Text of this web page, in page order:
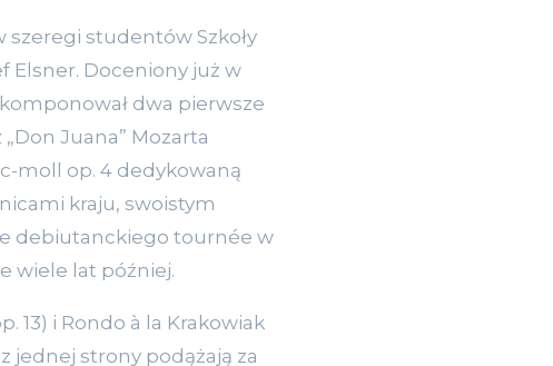
szeregi studentów Szkoły
Elsner. Doceniony już w
dwa pierwsze
Juana” Mozarta
moll op. 4 dedykowaną
kraju, swoistym
debiutanckiego tournée w
wiele lat później.
13) i Rondo à la Krakowiak
jednej strony podążają za